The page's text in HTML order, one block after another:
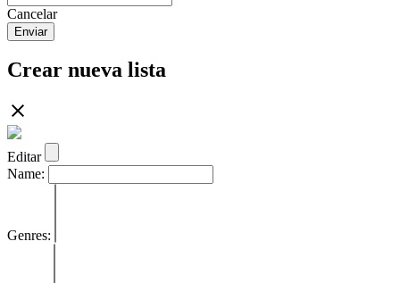
Cancelar
Enviar
Crear nueva lista
Editar
Name:
Genres: